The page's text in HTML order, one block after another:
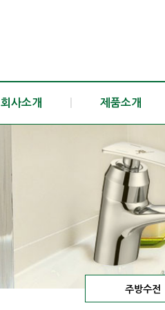
회사소개 제품소개
주방수전